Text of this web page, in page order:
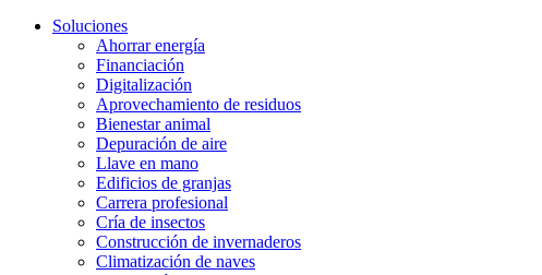
Soluciones
Ahorrar energía
Financiación
Digitalización
Aprovechamiento de residuos
Bienestar animal
Depuración de aire
Llave en mano
Edificios de granjas
Carrera profesional
Cría de insectos
Construcción de invernaderos
Climatización de naves